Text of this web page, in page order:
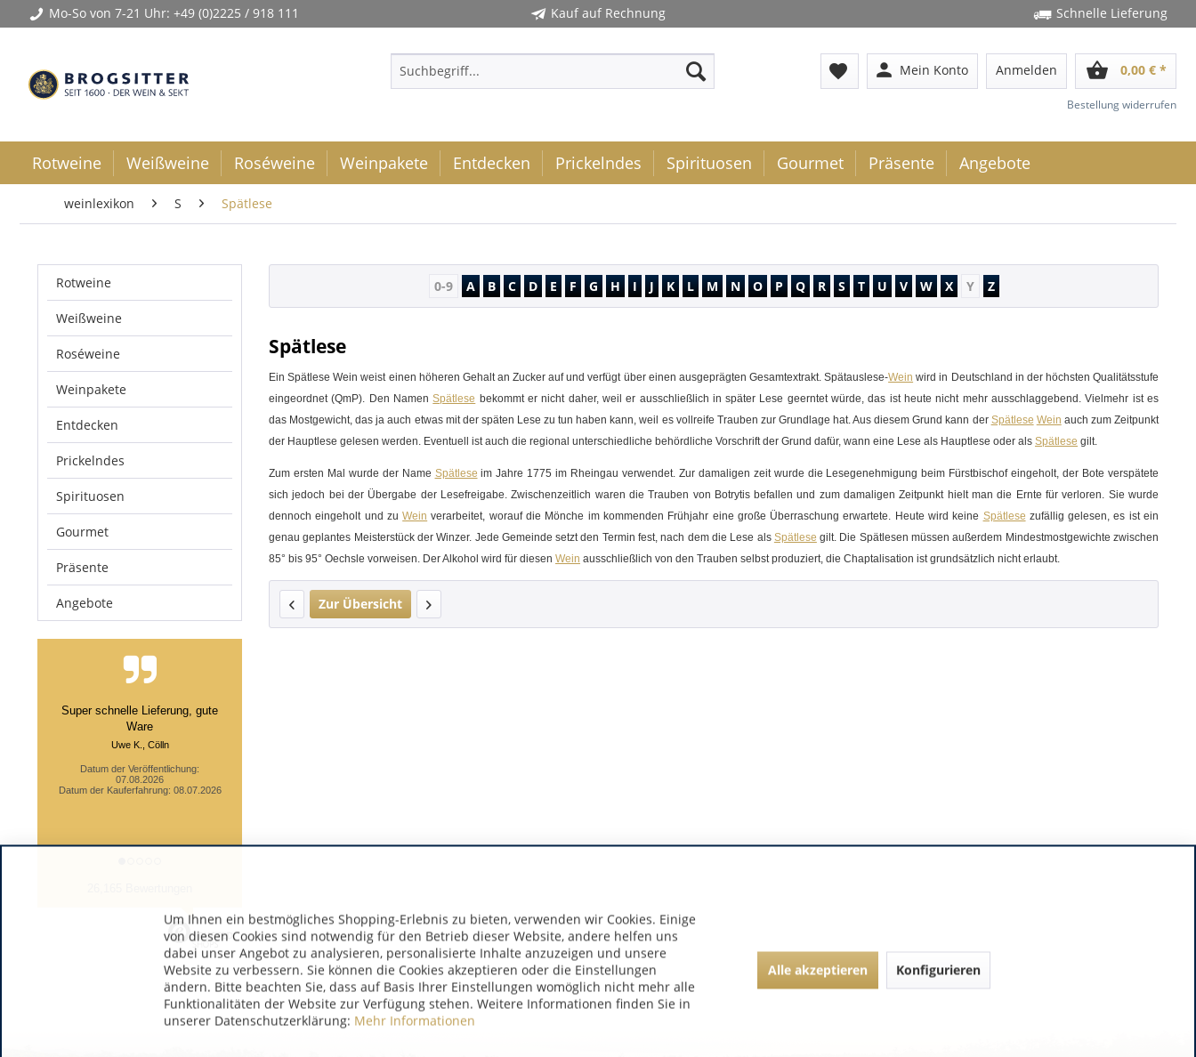
Mo-So von 7-21 Uhr: +49 (0)2225 / 918 111 Kauf auf Rechnung Schnelle Lieferung
favorite person Mein Konto Anmelden shopping_basket 0,00 € *
Bestellung widerrufen
Rotweine Weißweine Roséweine Weinpakete Entdecken Prickelndes Spirituosen Gourmet Präsente Angebote
weinlexikon S Spätlese
Rotweine
Weißweine
Roséweine
Weinpakete
Entdecken
Prickelndes
Spirituosen
Gourmet
Präsente
Angebote
Super schnelle Lieferung, gute
Ware
Uwe K., Cölln
Datum der Veröffentlichung:
07.08.2026
Datum der Kauferfahrung: 08.07.2026
0-9 A B C D E F G H I J K L M N O P Q R S T U V W X Y Z
Spätlese
EinSpätlese Wein weist einen höheren Gehalt an Zucker auf und verfügt über einen ausgeprägten Gesamtextrakt. Spätauslese-Wein wird in Deutschland in der höchsten Qualitätsstufe
eingeordnet (QmP). Den NamenSpätlese bekommt er nicht daher, weil er ausschließlich in später Lese geerntet würde, das ist heute nicht mehr ausschlaggebend. Vielmehr ist es
das Mostgewicht, das ja auch etwas mit der späten Lese zu tun haben kann, weil es vollreife Trauben zur Grundlage hat. Aus diesem Grund kann der Spätlese Wein auch zum Zeitpunkt
der Hauptlese gelesen werden. Eventuell ist auch die regional unterschiedliche behördliche Vorschrift der Grund dafür, wann eine Lese als Hauptlese oder als Spätlese gilt.
Zum ersten Mal wurde der Name Spätlese im Jahre 1775 im Rheingau verwendet. Zur damaligen zeit wurde die Lesegenehmigung beim Fürstbischof eingeholt, der Bote verspätete
sich jedoch bei der Übergabe der Lesefreigabe. Zwischenzeitlich waren die Trauben von Botrytisbefallen und zum damaligen Zeitpunkt hielt man die Ernte für verloren. Sie wurde
dennoch eingeholt und zuWein verarbeitet, worauf die Mönche im kommenden Frühjahr eine große Überraschung erwartete. Heute wird keine Spätlese zufällig gelesen, es ist ein
genau geplantes Meisterstück der Winzer. Jede Gemeinde setzt den Termin fest, nach dem die Lese als Spätlese gilt. Die Spätlesen müssen außerdem Mindestmostgewichte zwischen
85° bis 95° Oechsle vorweisen. Der Alkohol wird für diesen Wein ausschließlich von den Trauben selbst produziert, die Chaptalisation ist grundsätzlich nicht erlaubt.
Zur Übersicht
Um Ihnen ein bestmögliches Shopping-Erlebnis zu bieten, verwenden wir Cookies. Einige
von diesen Cookies sind notwendig für den Betrieb dieser Website, andere helfen uns
dabei unser Angebot zu analysieren, personalisierte Inhalte anzuzeigen und unsere
Website zu verbessern. Sie können die Cookies akzeptieren oder die Einstellungen
ändern. Bitte beachten Sie, dass auf Basis Ihrer Einstellungen womöglich nicht mehr alle
Funktionalitäten der Website zur Verfügung stehen. Weitere Informationen finden Sie in
unserer Datenschutzerklärung: Mehr Informationen
Alle akzeptieren Konfigurieren